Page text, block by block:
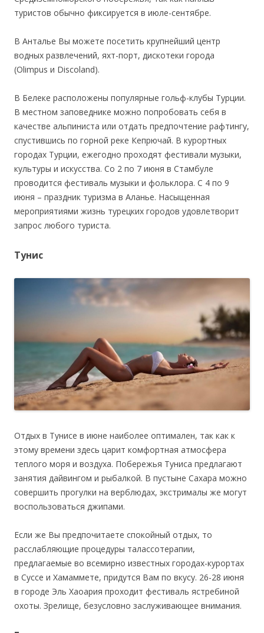
туристов обычно фиксируется в июле-сентябре.
В Анталье Вы можете посетить крупнейший центр
водных развлечений, яхт-порт, дискотеки города
(Olimpus и Discoland).
В Белеке расположены популярные гольф-клубы Турции.
В местном заповеднике можно попробовать себя в
качестве альпиниста или отдать предпочтение рафтингу,
спустившись по горной реке Кепрючай. В курортных
городах Турции, ежегодно проходят фестивали музыки,
культуры и искусства. Со 2 по 7 июня в Стамбуле
проводится фестиваль музыки и фольклора. С 4 по 9
июня – праздник туризма в Аланье. Насыщенная
мероприятиями жизнь турецких городов удовлетворит
запрос любого туриста.
Тунис
Отдых в Тунисе в июне наиболее оптимален, так как к
этому времени здесь царит комфортная атмосфера
теплого моря и воздуха. Побережья Туниса предлагают
занятия дайвингом и рыбалкой. В пустыне Сахара можно
совершить прогулки на верблюдах, экстрималы же могут
воспользоваться джипами.
Если же Вы предпочитаете спокойный отдых, то
расслабляющие процедуры талассотерапии,
предлагаемые во всемирно известных городах-курортах
в Суссе и Хамаммете, придутся Вам по вкусу. 26-28 июня
в городе Эль Хаоария проходит фестиваль ястребиной
охоты. Зрелище, безусловно заслуживающее внимания.